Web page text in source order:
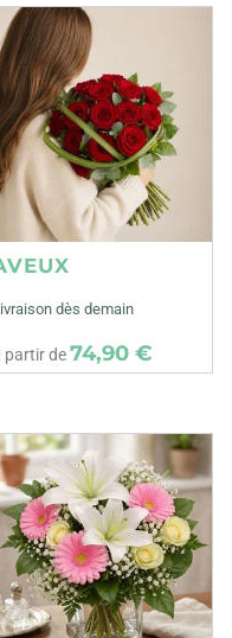
dès demain
partir de74,90 €